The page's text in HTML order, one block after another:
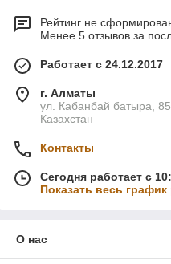
Основание – это фундамент,
конструкция асфальтового
некачественно, даже самый
быстро придет в
недостаточная
слоев могут привести к
дефектам.
Правильно подготовленное
Снижает вероятность
Защищает от
факторов.
Рейтинг не
Менее 5 отзывов за
Работает с 24.12.2017
г. Алматы
ул. Кабанбай батыра,
Казахстан
Контакты
Сегодня работает с
Показать весь
О нас